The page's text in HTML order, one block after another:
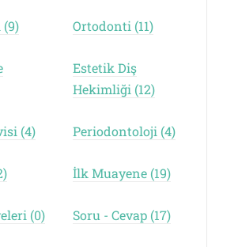
Ortodonti (11)
Estetik Diş
Hekimliği (12)
(4) Periodontoloji (4)
İlk Muayene (19)
(0) Soru - Cevap (17)